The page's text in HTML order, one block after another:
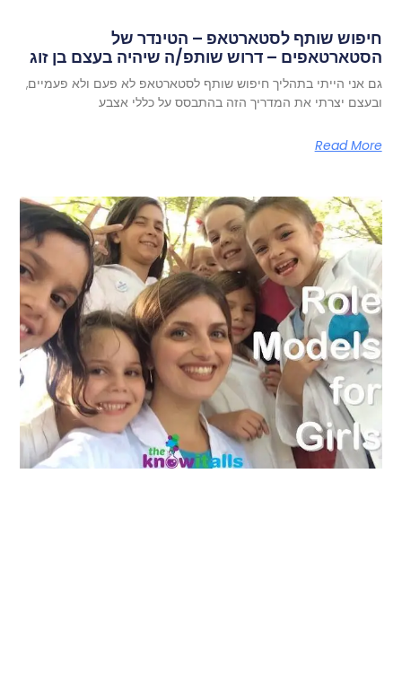
חיפוש שותף לסטארטאפ – הטינדר של
הסטארטאפים – דרוש שותפ/ה שיהיה בעצם בן זוג
גם אני הייתי בתהליך חיפוש שותף לסטארטאפ לא פעם ולא פעמיים,
ובעצם יצרתי את המדריך הזה בהתבסס על כללי אצבע
Read More